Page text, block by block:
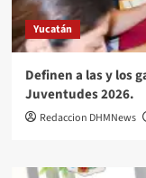
Yucatán
Definen a las y los
Juventudes 2026.
Redaccion DHMNews